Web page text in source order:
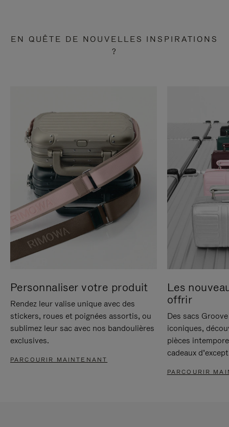
EN QUÊTE DE NOUVELLES INSPIRATIONS
?
Personnaliser votre produit
Rendez leur valise unique avec des
stickers, roues et poignées assortis, ou
sublimez leur sac avec nos bandoulières
exclusives.
PARCOURIR MAINTENANT
Les
offrir
Des sacs
iconiques,
pièces
cadeaux
PARCOURIR